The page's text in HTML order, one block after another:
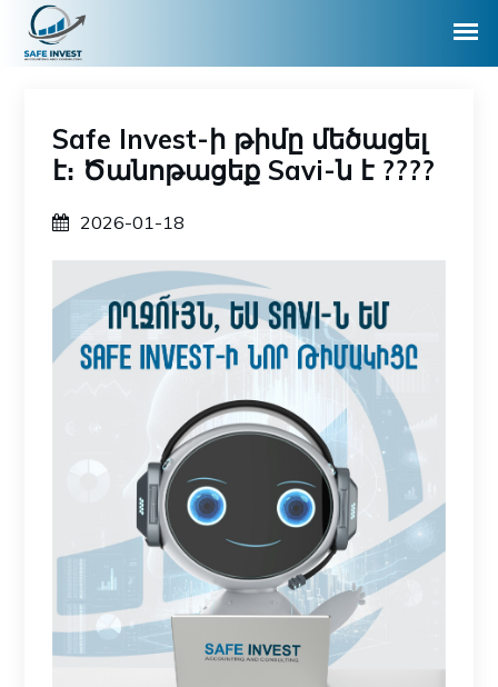
Safe Invest-ի թիմը մեծացել
է։ Ծանոթացեք Savi-ն է ????
2026-01-18